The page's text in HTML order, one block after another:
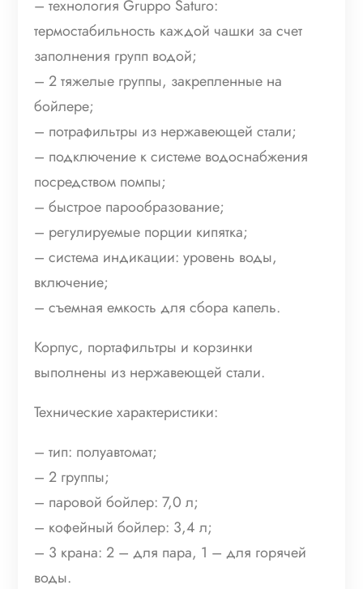
– технология Gruppo Saturo:
термостабильность каждой чашки за счет
заполнения групп водой;
– 2 тяжелые группы, закрепленные на
бойлере;
– потрафильтры из нержавеющей стали;
– подключение к системе водоснабжения
посредством помпы;
– быстрое парообразование;
– регулируемые порции кипятка;
– система индикации: уровень воды,
включение;
– съемная емкость для сбора капель.
Корпус, портафильтры и корзинки
выполнены из нержавеющей стали.
Технические характеристики:
– тип: полуавтомат;
– 2 группы;
– паровой бойлер: 7,0 л;
– кофейный бойлер: 3,4 л;
– 3 крана: 2 – для пара, 1 – для горячей
воды.